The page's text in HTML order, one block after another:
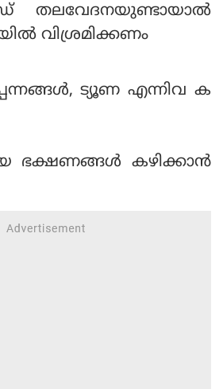
വിശ്രമിക്കണം
ട്യൂണ എന്നിവ ക
ഭക്ഷണങ്ങൾ കഴിക്കാൻ